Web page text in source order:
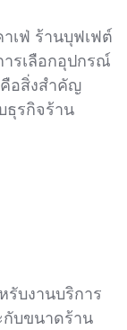
เฟ่ ร้านบุฟเฟต์
รเลือกอุปกรณ์
อสิ่งสำคัญ
ธุรกิจร้าน
บงานบริการ
บขนาดร้าน